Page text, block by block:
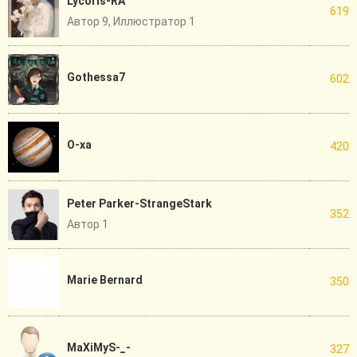
Автор 9, Иллюстратор 1
619
Gothessa7 602
О-ха 420
Peter Parker-StrangeStark
Автор 1
352
Marie Bernard 350
MaXiMyS-_- 327